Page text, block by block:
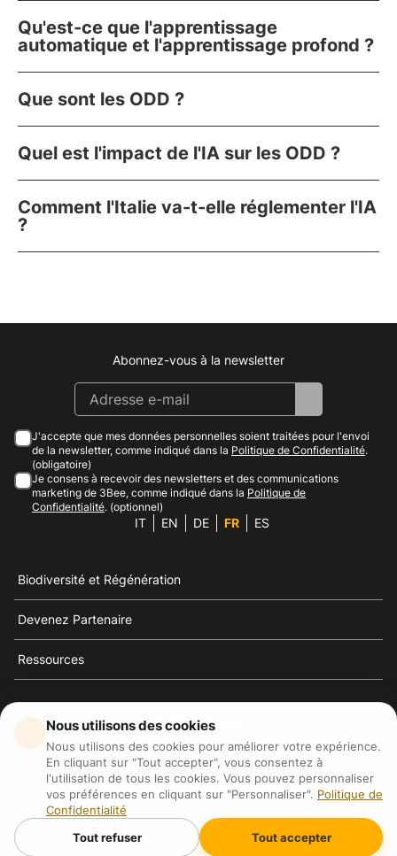
Qu'est-ce que l'apprentissage
automatique et l'apprentissage profond ?
Que sont les ODD ?
Quel est l'impact de l'IA sur les ODD ?
Comment l'Italie va-t-elle réglementer l'IA
?
Instagram
Facebook
Linkedin
Youtube
Abonnez-vous à la newsletter
J'accepte que mes données personnelles soient traitées pour l'envoi
de la newsletter, comme indiqué dans la Politique de Confidentialité.
(obligatoire)
Je consens à recevoir des newsletters et des communications
marketing de 3Bee, comme indiqué dans la Politique de
Confidentialité. (optionnel)
IT EN DE FR ES
Biodiversité et Régénération
Devenez Partenaire
Ressources
3Bee est la référence du développement durable, de la
défense des abeilles et de la biodiversité
3Bee S.R.L Via Pastrengo 14, 20159, Milano (MI)
P.IVA: IT09711590969
3Bee GmbHSede legale: Oranienburger Straße 23, 10178
BerlinHR number: 256594
Nous utilisons des cookies
Nous utilisons des cookies pour améliorer votre expérience.
En cliquant sur "Tout accepter", vous consentez à
l'utilisation de tous les cookies. Vous pouvez personnaliser
vos préférences en cliquant sur "Personnaliser". Politique de
Confidentialité
Tout refuser
Tout accepter